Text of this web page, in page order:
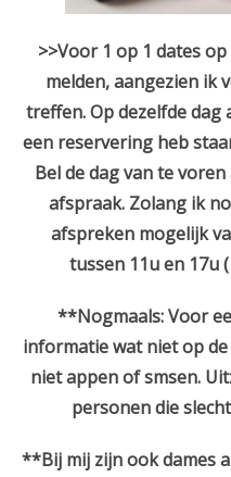
>>Voor 1 op 1 dates
melden, aangezien ik
treffen. Op dezelfde dag
een reservering heb
Bel de dag van te
afspraak. Zolang ik
afspreken mogelijk
tussen 11u en 17u
**Nogmaals: Voor
informatie wat niet op
niet appen of smsen.
personen die
**Bij mij zijn ook dames